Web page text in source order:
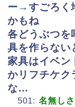
ー→すごろく
かもね
各どうぶつを
具を作らない
家具はイベン
かリフチケク
な…
501: 名無し